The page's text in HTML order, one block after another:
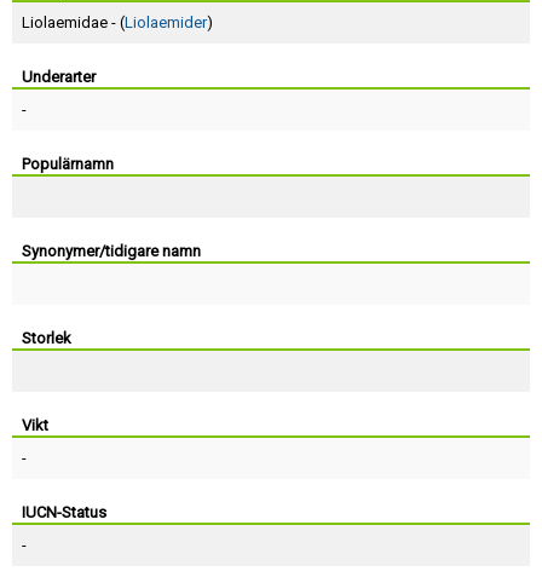
Liolaemidae - (Liolaemider)
Underarter
-
Populärnamn
Synonymer/tidigare namn
Storlek
Vikt
-
IUCN-Status
-